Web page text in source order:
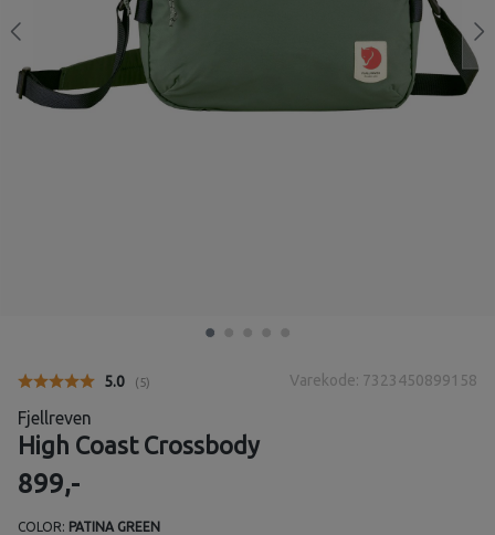
Gjennomsnittskarakter:
5.0 ( stemmer:
5) Varekode: 7323450899158
Fjellreven
High Coast Crossbody
899,-
COLOR: PATINA GREEN